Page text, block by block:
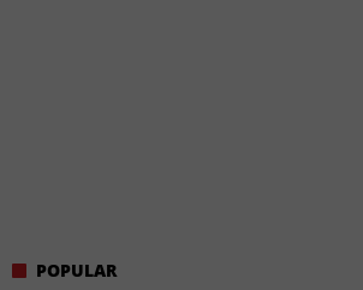
POPULAR